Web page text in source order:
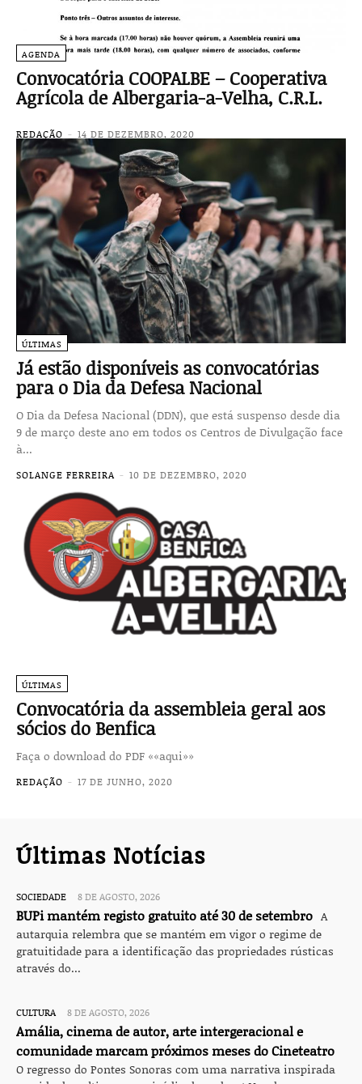
AGENDA
Convocatória COOPALBE – Cooperativa
Agrícola de Albergaria-a-Velha, C.R.L.
REDAÇÃO - 14 DE DEZEMBRO, 2020
ÚLTIMAS
Já estão disponíveis as convocatórias
para o Dia da Defesa Nacional
O Dia da Defesa Nacional (DDN), que está suspenso desde dia
9 de março deste ano em todos os Centros de Divulgação face
à...
SOLANGE FERREIRA - 10 DE DEZEMBRO, 2020
ÚLTIMAS
Convocatória da assembleia geral aos
sócios do Benfica
Faça o download do PDF ««aqui»»
REDAÇÃO - 17 DE JUNHO, 2020
Últimas Notícias
SOCIEDADE 8 DE AGOSTO, 2026
BUPi mantém registo gratuito até 30 de setembro A
autarquia relembra que se mantém em vigor o regime de
gratuitidade para a identificação das propriedades rústicas
através do...
CULTURA 8 DE AGOSTO, 2026
Amália, cinema de autor, arte intergeracional e
comunidade marcam próximos meses do Cineteatro
O regresso do Pontes Sonoras com uma narrativa inspirada